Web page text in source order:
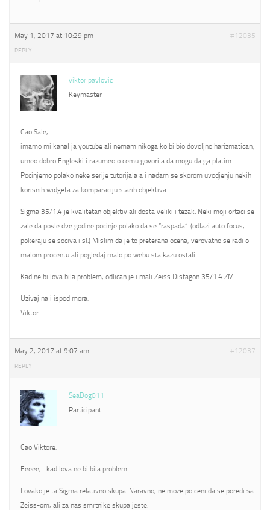
May 1, 2017 at 10:29 pm #12035
REPLY
viktor pavlovic
Keymaster
Cao Sale,
imamo mi kanal ja youtube ali nemam nikoga ko bi bio dovoljno harizmatican,
umeo dobro Engleski i razumeo o cemu govori a da mogu da ga platim.
Pocinjemo polako neke serije tutorijala a i nadam se skorom uvodjenju nekih
korisnih widgeta za komparaciju starih objektiva.
Sigma 35/1.4 je kvalitetan objektiv ali dosta veliki i tezak. Neki moji ortaci se
zale da posle dve godine pocinje polako da se “raspada”. (odlazi auto focus,
pokeraju se sociva i sl.) Mislim da je to preterana ocena, verovatno se radi o
malom procentu ali pogledaj malo po webu sta kazu ostali.
Kad ne bi lova bila problem, odlican je i mali Zeiss Distagon 35/1.4 ZM.
Uzivaj na i ispod mora,
Viktor
May 2, 2017 at 9:07 am #12037
REPLY
SeaDog011
Participant
Cao Viktore,
Eeeee,…kad lova ne bi bila problem…
I ovako je ta Sigma relativno skupa. Naravno, ne moze po ceni da se poredi sa
Zeiss-om, ali za nas smrtnike skupa jeste.